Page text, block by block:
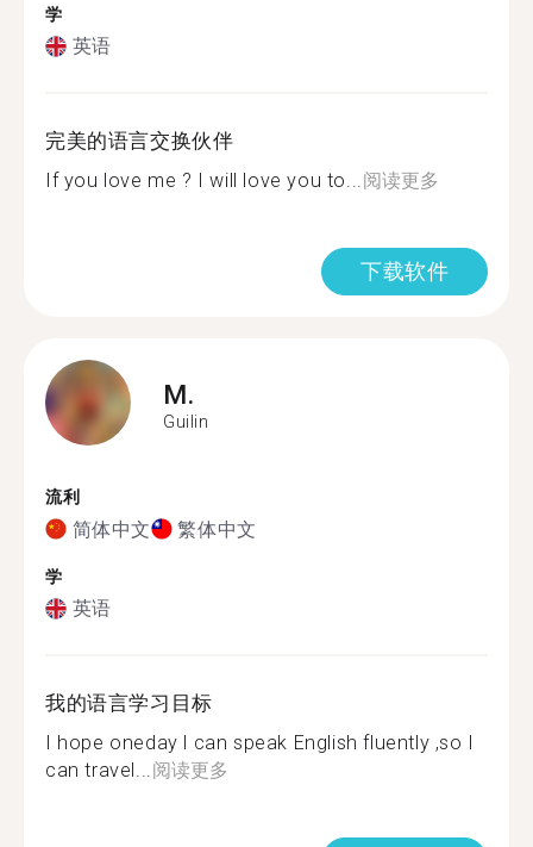
学
英语
完美的语言交换伙伴
If you love me ? I will love you to...阅读更多
下载软件
M.
Guilin
流利
简体中文 繁体中文
学
英语
我的语言学习目标
I hope oneday l can speak English fluently ,so I
can travel...阅读更多